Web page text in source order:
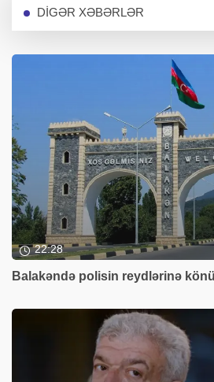
DİGƏR XƏBƏRLƏR
22:28
Balakəndə polisin reydlərinə